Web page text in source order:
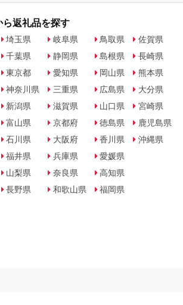
ら返礼品を探す
埼玉県
千葉県
東京都
神奈川県
新潟県
富山県
石川県
福井県
山梨県
長野県
岐阜県
静岡県
愛知県
三重県
滋賀県
京都府
大阪府
兵庫県
奈良県
和歌山県
鳥取県
島根県
岡山県
広島県
山口県
徳島県
香川県
愛媛県
高知県
福岡県
佐賀県
長崎県
熊本県
大分県
宮崎県
鹿児島県
沖縄県